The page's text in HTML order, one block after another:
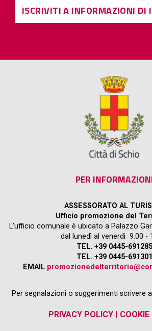
ISCRIVITI A INFORMAZIONI DI
PER
ASSESSORATO AL
Ufficio promozione del
L'ufficio comunale è ubicato a Palazzo
dal lunedì al venerdì 9.00 -
TEL. +39 0445-691285
TEL. +39 0445-691301
EMAIL
Per segnalazioni o suggerimenti scrivere
PRIVACY POLICY|